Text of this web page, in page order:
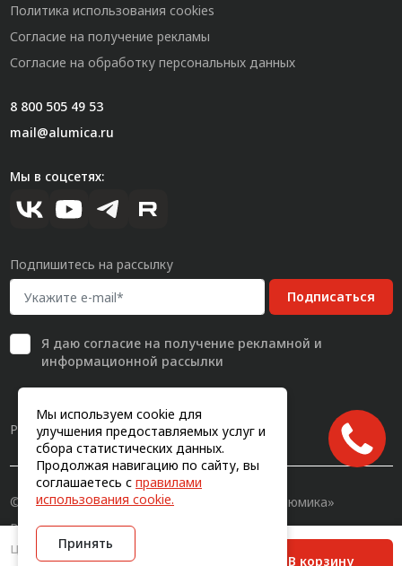
Цена с учетом НДС
В корзину
Мы используем cookie для
улучшения предоставляемых услуг и
сбора статистических данных.
Продолжая навигацию по сайту, вы
соглашаетесь с правилами
использования cookie.
Принять
Политика использования cookies
Согласие на получение рекламы
Согласие на обработку персональных данных
8 800 505 49 53
mail@alumica.ru
Мы в соцсетях:
Подпишитесь на рассылку
Подписаться
Я даю согласиена получение рекламной и
информационной рассылки
Разработка сайта
© 2011-2026, Конструкционный профиль «Алюмика»
Вся информация на сайте имеет исключительно
информационный характер и не является публичной
офертой